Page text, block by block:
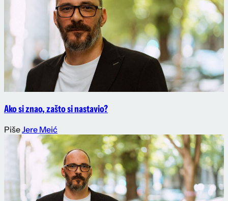
Ako si znao, zašto si nastavio?
PišeJere Meić